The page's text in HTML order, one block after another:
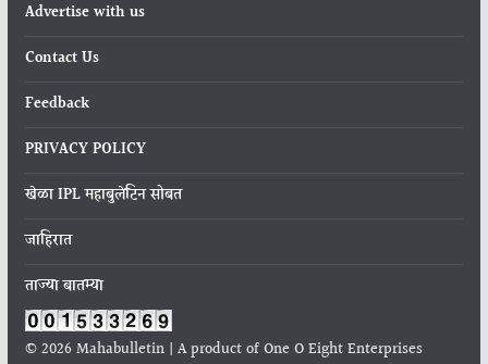
Advertise with us
Contact Us
Feedback
PRIVACY POLICY
खेळा IPL महाबुलेटिन सोबत
जाहिरात
ताज्या बातम्या
© 2026 Mahabulletin | A product of One O Eight Enterprises